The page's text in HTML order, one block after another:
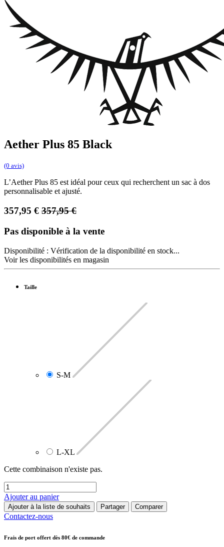
Aether Plus 85 Black
(0 avis)
L’Aether Plus 85 est idéal pour ceux qui recherchent un sac à dos
personnalisable et ajusté.
357,95 € 357,95€
Pas disponible à la vente
Disponibilité : Vérification de la disponibilité en stock...
Voir les disponibilités en magasin
Taille
S-M
L-XL
Cette combinaison n'existe pas.
Ajouter au panier
Ajouter à la liste de souhaits Partager Comparer
Contactez-nous
Frais de port offert dès 80€ de commande